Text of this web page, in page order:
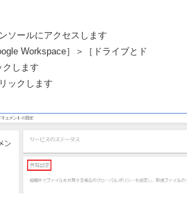
ソールにアクセスします
Workspace］＞［ドライブとド
クします
ックします